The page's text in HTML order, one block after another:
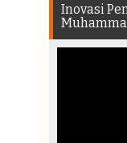
Inovasi